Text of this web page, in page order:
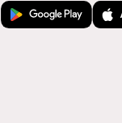
Jetzt bei Google